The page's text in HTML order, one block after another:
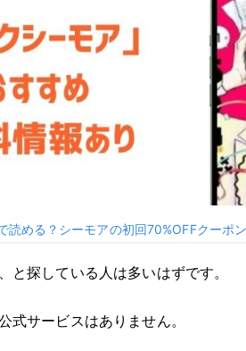
める？シーモアの初回70%OFFクーポ
と探している人は多いはずです。
サービスはありません。